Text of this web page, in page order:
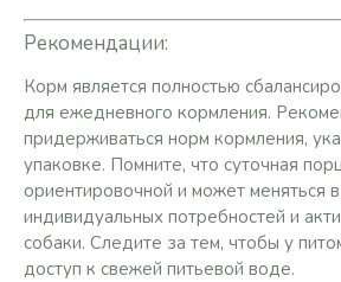
Рекомендации:
Корм является полностью
для ежедневного кормления.
придерживаться норм кормления,
упаковке. Помните, что суточная
ориентировочной и может меняться
индивидуальных потребностей и
собаки. Следите за тем, чтобы у
доступ к свежей питьевой воде.